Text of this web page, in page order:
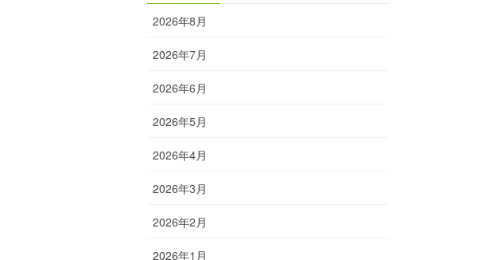
2026年8月
2026年7月
2026年6月
2026年5月
2026年4月
2026年3月
2026年2月
2026年1月